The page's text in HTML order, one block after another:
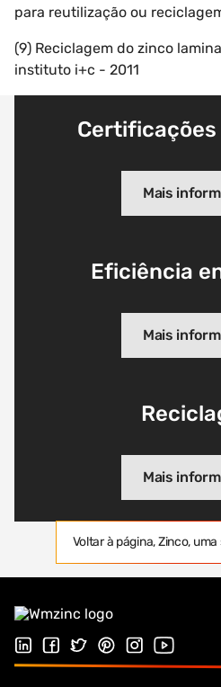
para reutilização ou
(9) Reciclagem do zinco
instituto i+c - 2011
Certificações
Mais
Eficiência
Mais
Mais
Voltar à página, Zinco,
Siga-nos no LinkedIn
Siga-nos no Facebook
Siga-nos no Twitter
Follow us on
Siga-nos na
Visite o